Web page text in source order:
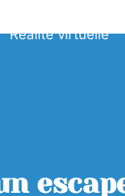
Réalité virtuelle